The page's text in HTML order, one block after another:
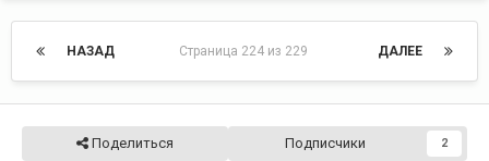
НАЗАД ДАЛЕЕ
Страница 224 из 229
Поделиться Подписчики 2